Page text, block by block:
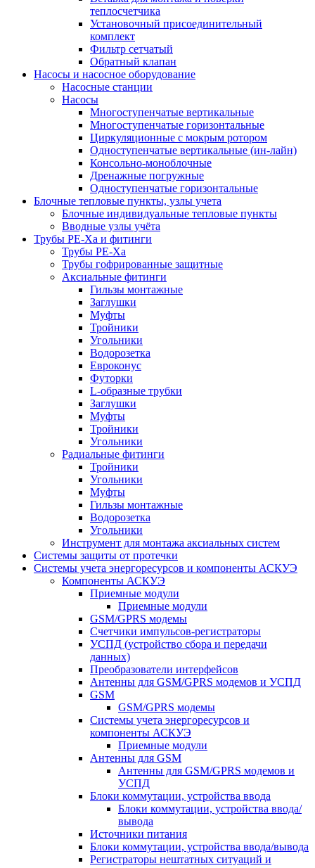
теплосчетчика
Установочный присоединительный
комплект
Фильтр сетчатый
Обратный клапан
Насосы и насосное оборудование
Насосные станции
Насосы
Многоступенчатые вертикальные
Многоступенчатые горизонтальные
Циркуляционные с мокрым ротором
Одноступенчатые вертикальные (ин-лайн)
Консольно-моноблочные
Дренажные погружные
Одноступенчатые горизонтальные
Блочные тепловые пункты, узлы учета
Блочные индивидуальные тепловые пункты
Вводные узлы учёта
Трубы РЕ-Ха и фитинги
Трубы РЕ-Ха
Трубы гофрированные защитные
Аксиальные фитинги
Гильзы монтажные
Заглушки
Муфты
Тройники
Угольники
Водорозетка
Евроконус
Футорки
L-образные трубки
Заглушки
Муфты
Тройники
Угольники
Радиальные фитинги
Тройники
Угольники
Муфты
Гильзы монтажные
Водорозетка
Угольники
Инструмент для монтажа аксиальных систем
Системы защиты от протечки
Системы учета энергоресурсов и компоненты АСКУЭ
Компоненты АСКУЭ
Приемные модули
Приемные модули
GSM/GPRS модемы
Счетчики импульсов-регистраторы
УСПД (устройство сбора и передачи
данных)
Преобразователи интерфейсов
Антенны для GSM/GPRS модемов и УСПД
GSM
GSM/GPRS модемы
Системы учета энергоресурсов и
компоненты АСКУЭ
Приемные модули
Антенны для GSM
Антенны для GSM/GPRS модемов и
УСПД
Блоки коммутации, устройства ввода
Блоки коммутации, устройства ввода/
вывода
Источники питания
Блоки коммутации, устройства ввода/вывода
Регистраторы нештатных ситуаций и